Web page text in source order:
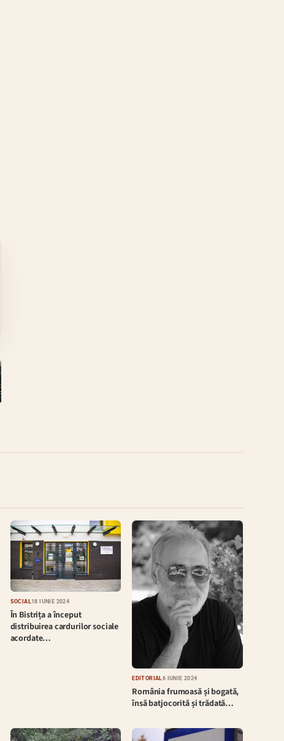
SOCIAL18 IUNIE 2024
În Bistrița a început
distribuirea cardurilor sociale
acordate…
EDITORIAL6 IUNIE 2024
România frumoasă și bogată,
însă batjocorită și trădată…